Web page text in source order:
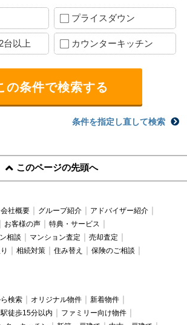
プライスダウン
台以上 カウンターキッチン
条件を指定し直して検索
このページの先頭へ
会社概要 グループ紹介
アドバイザー紹介
お客様の声
特典・サービス
相談
マンション査定
売却査定
相続対策 住み替え
保険のご相談
検索 オリジナル物件
新着物件
駅徒歩15分以内
ファミリー向け物件